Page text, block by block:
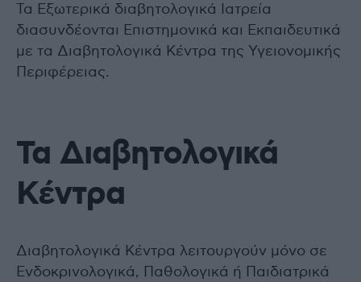
Τα Εξωτερικά διαβητολογικά Ιατρεία
διασυνδέονται Επιστημονικά και Εκπαιδευτικά
με τα Διαβητολογικά Κέντρα της Υγειονομικής
Περιφέρειας.
Τα Διαβητολογικά
Κέντρα
Διαβητολογικά Κέντρα λειτουργούν μόνο σε
Ενδοκρινολογικά, Παθολογικά ή Παιδιατρικά